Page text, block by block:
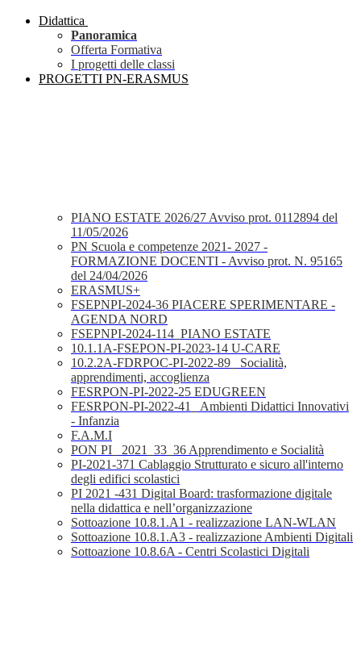
Didattica
Panoramica
Offerta Formativa
I progetti delle classi
PROGETTI PN-ERASMUS
PIANO ESTATE 2026/27 Avviso prot. 0112894 del
11/05/2026
PN Scuola e competenze 2021- 2027 -
FORMAZIONE DOCENTI - Avviso prot. N. 95165
del 24/04/2026
ERASMUS+
FSEPNPI-2024-36 PIACERE SPERIMENTARE -
AGENDA NORD
FSEPNPI-2024-114_PIANO ESTATE
10.1.1A-FSEPON-PI-2023-14 U-CARE
10.2.2A-FDRPOC-PI-2022-89_ Socialità,
apprendimenti, accoglienza
FESRPON-PI-2022-25 EDUGREEN
FESRPON-PI-2022-41_ Ambienti Didattici Innovativi
- Infanzia
F.A.M.I
PON PI_ 2021_33_36 Apprendimento e Socialità
PI-2021-371 Cablaggio Strutturato e sicuro all'interno
degli edifici scolastici
PI 2021 -431 Digital Board: trasformazione digitale
nella didattica e nell’organizzazione
Sottoazione 10.8.1.A1 - realizzazione LAN-WLAN
Sottoazione 10.8.1.A3 - realizzazione Ambienti Digitali
Sottoazione 10.8.6A - Centri Scolastici Digitali